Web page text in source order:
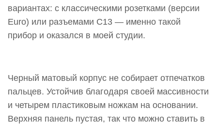
Ключевые характеристики:
Плюсы и минусы
Минусы
Выводы
вариантах: с классическими розетками (версии
Euro) или разъемами C13 — именно такой
прибор и оказался в моей студии.
Черный матовый корпус не собирает отпечатков
пальцев. Устойчив благодаря своей массивности
и четырем пластиковым ножкам на основании.
Верхняя панель пустая, так что можно ставить в